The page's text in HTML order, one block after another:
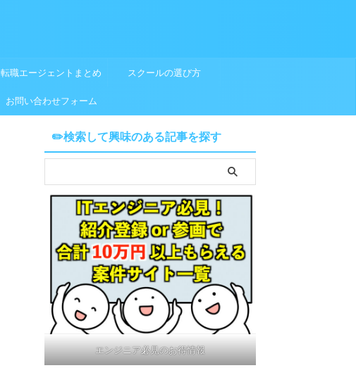
転職エージェントまとめ スクールの選び方
お問い合わせフォーム
✏️検索して興味のある記事を探す
エンジニア必見のお得情報